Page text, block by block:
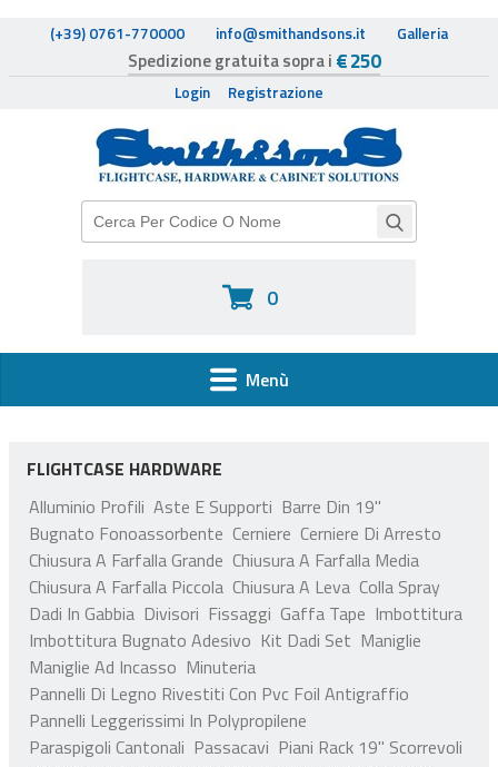
(+39) 0761-770000 info@smithandsons.it Galleria
Spedizione gratuita sopra i € 250
Login Registrazione
0
Menù
FLIGHTCASE HARDWARE
SPEAKER HARDWARE & AUDIO
FLIGHTCASE SU MISURA
RACK 19"
FLIGHTCASE HARDWARE
Alluminio Profili Aste E Supporti Barre Din 19''
Bugnato Fonoassorbente Cerniere Cerniere Di Arresto
Chiusura A Farfalla Grande Chiusura A Farfalla Media
Chiusura A Farfalla Piccola Chiusura A Leva Colla Spray
Dadi In Gabbia Divisori Fissaggi Gaffa Tape Imbottitura
Imbottitura Bugnato Adesivo Kit Dadi Set Maniglie
Maniglie Ad Incasso Minuteria
Pannelli Di Legno Rivestiti Con Pvc Foil Antigraffio
Pannelli Leggerissimi In Polypropilene
Paraspigoli Cantonali Passacavi Piani Rack 19'' Scorrevoli